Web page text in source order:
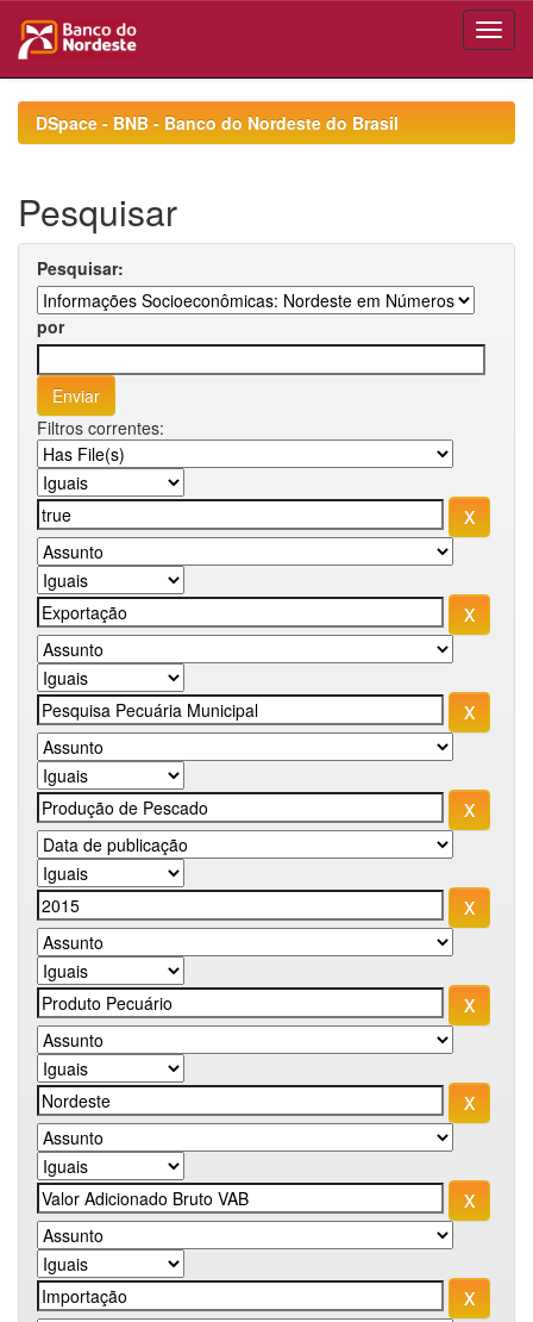
navigationDSpace - BNB - Banco do Nordeste do Brasil
Pesquisar
Pesquisar:
por
Filtros correntes: